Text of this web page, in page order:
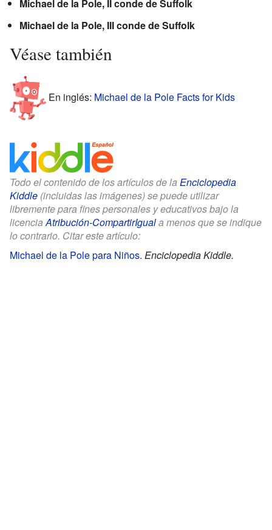
Michael de la Pole, II conde de Suffolk
Michael de la Pole, III conde de Suffolk
Véase también
En inglés: Michael de la Pole Facts for Kids
Todo el contenido de los artículos de la Enciclopedia
Kiddle (incluidas las imágenes) se puede utilizar
libremente para fines personales y educativos bajo la
licenciaAtribución-CompartirIguala menos que se indique
lo contrario. Citar este artículo:
Michael de la Pole para Niños. Enciclopedia Kiddle.